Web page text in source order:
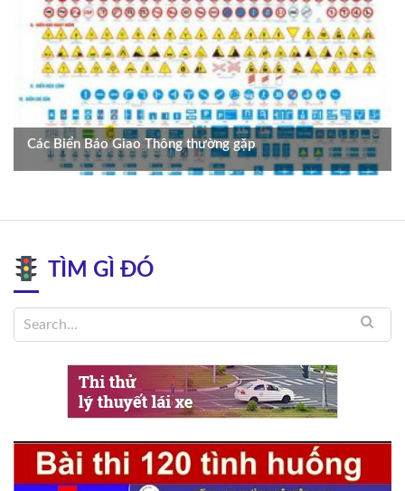
Các Biển Báo Giao Thông thường gặp
TÌM GÌ ĐÓ